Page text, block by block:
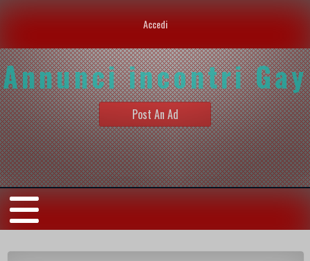
Accedi
Annunci incontri Gay
Post An Ad